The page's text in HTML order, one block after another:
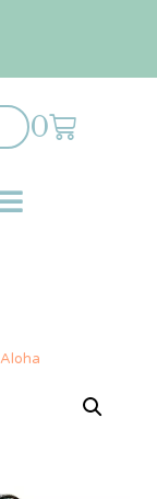
0